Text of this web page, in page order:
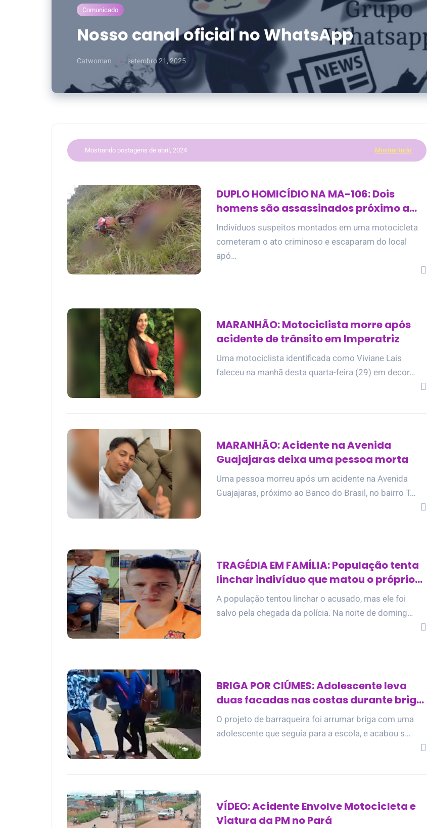
Comunicado
Nosso canal oficial no WhatsApp
Catwoman setembro 21, 2025
Mostrando postagens de abril, 2024 Mostrar tudo
DUPLO HOMICÍDIO NA MA-106: Dois
homens são assassinados próximo a
Santa Helena
Indivíduos suspeitos montados em uma motocicleta
cometeram o ato criminoso e escaparam do local
apó…
MARANHÃO: Motociclista morre após
acidente de trânsito em Imperatriz
Uma motociclista identificada como Viviane Lais
faleceu na manhã desta quarta-feira (29) em decor…
MARANHÃO: Acidente na Avenida
Guajajaras deixa uma pessoa morta
Uma pessoa morreu após um acidente na Avenida
Guajajaras, próximo ao Banco do Brasil, no bairro T…
TRAGÉDIA EM FAMÍLIA: População tenta
linchar indivíduo que matou o próprio
pai no Amapá do Maranhão
A população tentou linchar o acusado, mas ele foi
salvo pela chegada da polícia. Na noite de doming…
BRIGA POR CIÚMES: Adolescente leva
duas facadas nas costas durante briga
no Amazonas
O projeto de barraqueira foi arrumar briga com uma
adolescente que seguia para a escola, e acabou s…
VÍDEO: Acidente Envolve Motocicleta e
Viatura da PM no Pará